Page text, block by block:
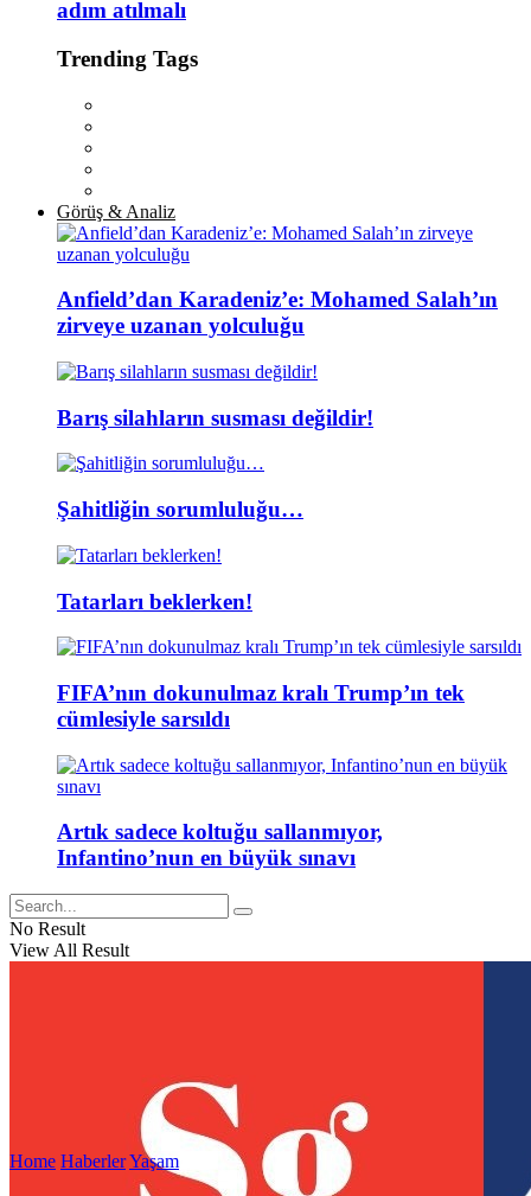
adım atılmalı
Trending Tags
Görüş & Analiz
Anfield’dan Karadeniz’e: Mohamed Salah’ın
zirveye uzanan yolculuğu
Barış silahların susması değildir!
Şahitliğin sorumluluğu…
Tatarları beklerken!
FIFA’nın dokunulmaz kralı Trump’ın tek
cümlesiyle sarsıldı
Artık sadece koltuğu sallanmıyor,
Infantino’nun en büyük sınavı
No Result
View All Result
Home HaberlerYaşam